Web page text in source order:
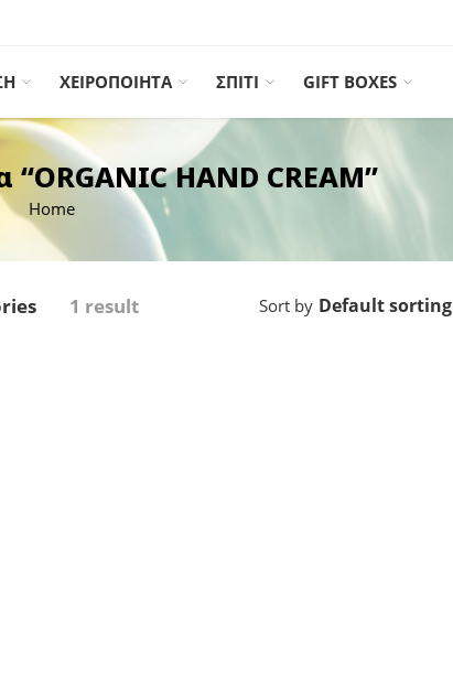
ΧΕΙΡΟΠΟΙΗΤΑ ΣΠΙΤΙ GIFT BOXES
“ORGANIC HAND CREAM”
Home
1 result Sort by Default sorting